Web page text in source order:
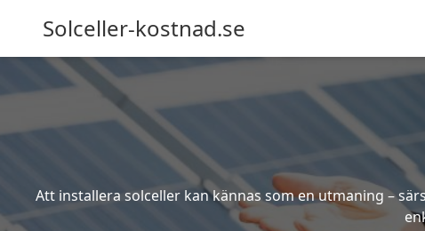
Solceller-kostnad.se
Att installera solceller kan kännas som en utmaning –